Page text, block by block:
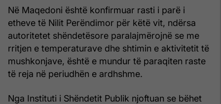
Në Maqedoni është konfirmuar rasti i parë i
etheve të Nilit Perëndimor për këtë vit, ndërsa
autoritetet shëndetësore paralajmërojnë se me
rritjen e temperaturave dhe shtimin e aktivitetit të
mushkonjave, është e mundur të paraqiten raste
të reja në periudhën e ardhshme.
Nga Instituti i Shëndetit Publik njoftuan se bëhet